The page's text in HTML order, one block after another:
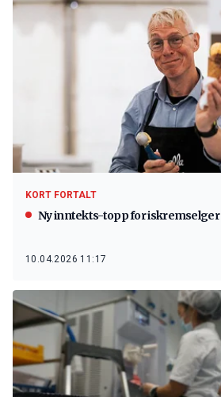
KORT FORTALT
Ny inntekts-topp for iskremselger
10.04.2026 11:17